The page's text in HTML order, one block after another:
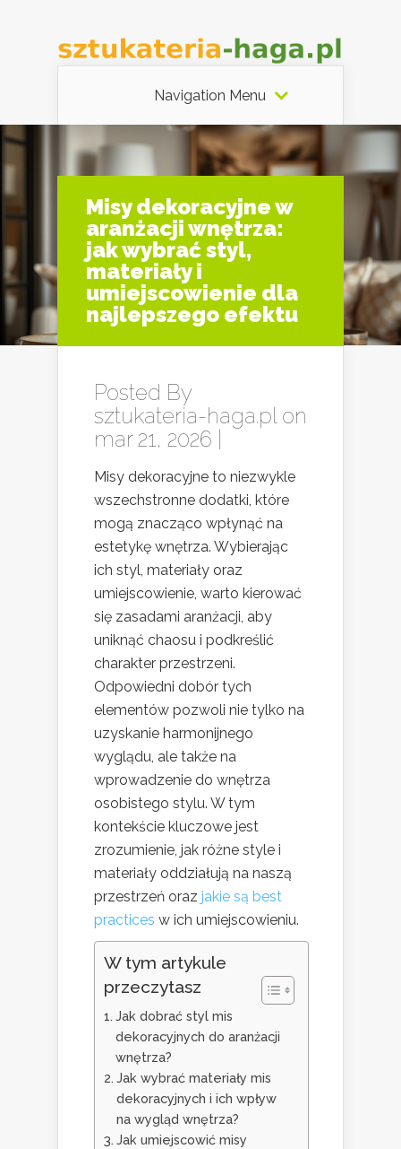
Navigation Menu
Misy dekoracyjne w
aranżacji wnętrza:
jak wybrać styl,
materiały i
umiejscowienie dla
najlepszego efektu
Posted By
sztukateria-haga.plon
mar 21, 2026 |
Misy dekoracyjne to niezwykle
wszechstronne dodatki, które
mogą znacząco wpłynąć na
estetykę wnętrza. Wybierając
ich styl, materiały oraz
umiejscowienie, warto kierować
się zasadami aranżacji, aby
uniknąć chaosu i podkreślić
charakter przestrzeni.
Odpowiedni dobór tych
elementów pozwoli nie tylko na
uzyskanie harmonijnego
wyglądu, ale także na
wprowadzenie do wnętrza
osobistego stylu. W tym
kontekście kluczowe jest
zrozumienie, jak różne style i
materiały oddziałują na naszą
przestrzeń oraz jakie są best
practices w ich umiejscowieniu.
W tym artykule
przeczytasz
Jak dobrać styl mis
dekoracyjnych do aranżacji
wnętrza?
Jak wybrać materiały mis
dekoracyjnych i ich wpływ
na wygląd wnętrza?
Jak umiejscowić misy